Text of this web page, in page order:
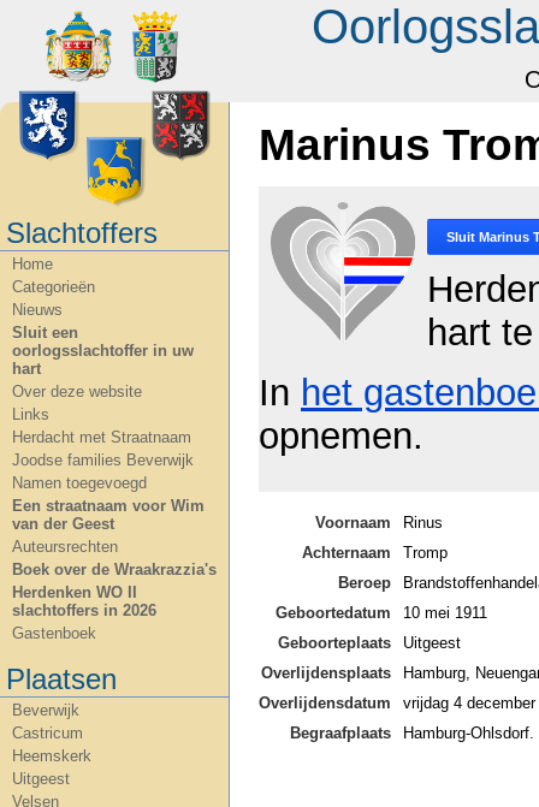
Slachtoffers
Home
Categorieën
Nieuws
Sluit een
oorlogsslachtoffer in uw
hart
Over deze website
Links
Herdacht met Straatnaam
Joodse families Beverwijk
Namen toegevoegd
Een straatnaam voor Wim
van der Geest
Auteursrechten
Boek over de Wraakrazzia's
Herdenken WO II
slachtoffers in 2026
Gastenboek
Plaatsen
Beverwijk
Castricum
Heemskerk
Uitgeest
Velsen
Marinus
Sluit Marinus
hart
In het
opnemen.
Voornaam
Rinus
Achternaam
Tromp
Beroep
Geboortedatum
10 mei 1911
Geboorteplaats
Uitgeest
Overlijdensplaats
Hamburg,
Overlijdensdatum
vrijdag 4 december
Begraafplaats
Hamburg-